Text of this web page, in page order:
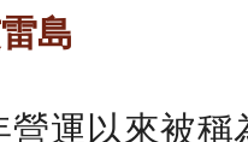
島
運以來被稱